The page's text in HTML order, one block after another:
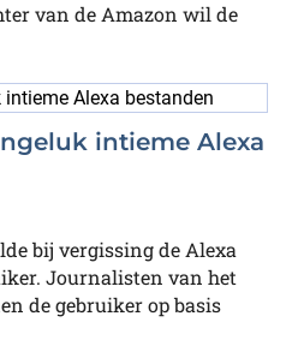
van de Amazon wil de
intieme Alexa
bij vergissing de Alexa
Journalisten van het
de gebruiker op basis